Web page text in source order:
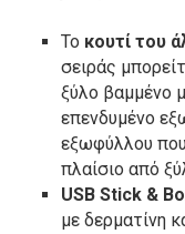
Το κουτί του
σειράς
ξύλο βαμμένο
επενδυμένο
εξωφύλλου που
πλαίσιο από
USB Stick &
με δερματίνη